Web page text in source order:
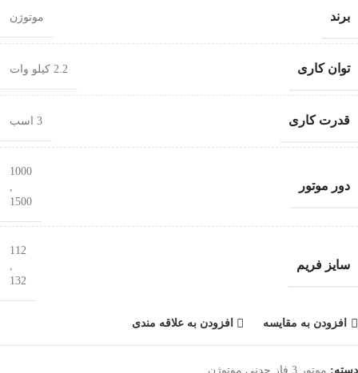
برند موتوژن
توان کاری 2.2 کیلو وات
قدرت کاری 3 اسب
دور موتور
1000
,
1500
سایز فریم
112
,
132
افزودن به مقایسه افزودن به علاقه مندی
دسته: موتور 3 فاز چدنی موتوژن